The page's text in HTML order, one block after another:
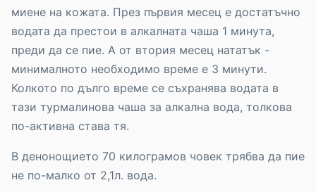
миене на кожата. През първия месец е достатъчно
водата да престои в алкалната чаша 1 минута,
преди да се пие. А от втория месец нататък -
минималното необходимо време е 3 минути.
Колкото по дълго време се съхранява водата в
тази турмалинова чаша за алкална вода, толкова
по-активна става тя.
В денонощието 70 килограмов човек трябва да пие
не по-малко от 2,1л. вода.